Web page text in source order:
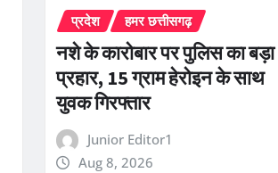
प्रदेश हमर छत्तीसगढ़
नशे के कारोबार पर पुलिस का बड़ा
प्रहार, 15 ग्राम हेरोइन के साथ
युवक गिरफ्तार
Junior Editor1
Aug 8, 2026